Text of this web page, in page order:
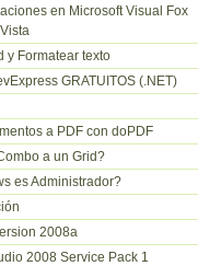
en Microsoft Visual Fox
y Formatear texto
GRATUITOS (.NET)
a PDF con doPDF
a un Grid?
es Administrador?
2008a
2008 Service Pack 1